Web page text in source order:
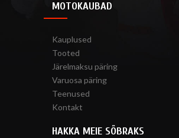
MOTOKAUBAD
Kauplused
Tooted
Järelmaksu päring
Varuosa päring
Teenused
Kontakt
HAKKA MEIE SÕBRAKS